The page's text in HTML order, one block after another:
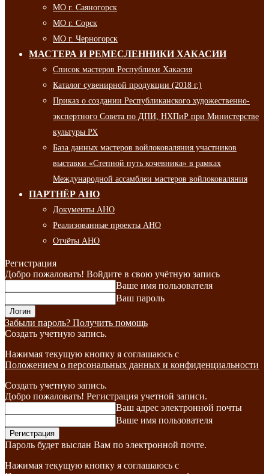
МО г. Саяногорск
МО г. Сорск
МО г. Черногорск
МАСТЕРА И РЕМЕСЛЕННИКИ ХАКАСИИ
Список мастеров Республики Хакасия
Каталог сувенирной продукции (2018 г.)
Приказ о создании Республиканского художественно-
экспертного Совета по ДПИ, НХПиР при Министерстве
культуры РХ
База данных мастеров войлоковаляния участников
выставки «Степной путь кочевника» в рамках
Международной ассамблеи мастеров войлоковаляния
ПАРТНЁР АНО
Документы АНО
Реализованные проекты АНО
Отчёты АНО
Регистрация
Добро пожаловать! Войдите в свою учётную запись
Ваше имя пользователя
Ваш пароль
Забыли пароль? Получить помощь
Создать учетную запись.
Нажимая текущую кнопку я соглашаюсь с
Положением о персональных данных и конфиденциальности
Создать учетную запись.
Добро пожаловать! Регистрация учетной записи.
Ваш адрес электронной почты
Ваше имя пользователя
Пароль будет выслан Вам по электронной почте.
Нажимая текущую кнопку я соглашаюсь с